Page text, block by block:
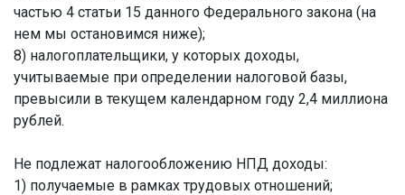
частью 4 статьи 15 данного Федерального закона (на
нем мы остановимся ниже);
8) налогоплательщики, у которых доходы,
учитываемые при определении налоговой базы,
превысили в текущем календарном году 2,4 миллиона
рублей.
Не подлежат налогообложению НПД доходы:
1) получаемые в рамках трудовых отношений;